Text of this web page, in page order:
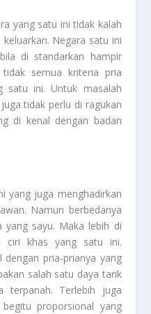
yang satu ini tidak kalah
Negara satu ini
di standarkan hampir
tidak semua kriteria pria
satu ini. Untuk masalah
tidak perlu di ragukan
di kenal dengan badan
yang juga menghadirkan
Namun berbedanya
yang sayu. Maka lebih di
ciri khas yang satu ini.
pria-prianya yang
salah satu daya tarik
terpanah. Terlebih juga
proporsional yang